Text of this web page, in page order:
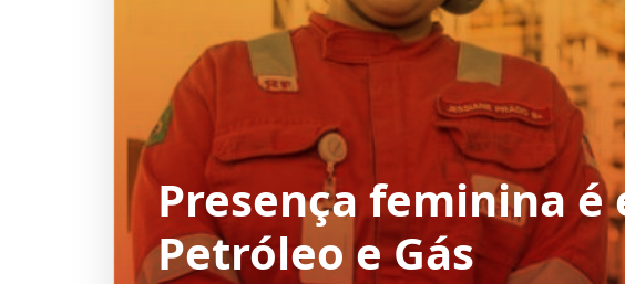
Presença feminina
Petróleo e Gás